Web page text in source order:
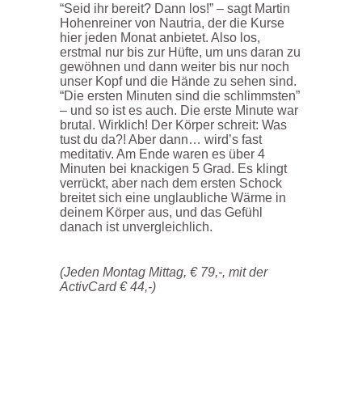
“Seid ihr bereit? Dann los!” – sagt Martin
Hohenreiner von Nautria, der die Kurse
hier jeden Monat anbietet. Also los,
erstmal nur bis zur Hüfte, um uns daran zu
gewöhnen und dann weiter bis nur noch
unser Kopf und die Hände zu sehen sind.
“Die ersten Minuten sind die schlimmsten”
– und so ist es auch. Die erste Minute war
brutal. Wirklich! Der Körper schreit: Was
tust du da?! Aber dann… wird’s fast
meditativ. Am Ende waren es über 4
Minuten bei knackigen 5 Grad. Es klingt
verrückt, aber nach dem ersten Schock
breitet sich eine unglaubliche Wärme in
deinem Körper aus, und das Gefühl
danach ist unvergleichlich.
(Jeden Montag Mittag, € 79,-, mit der
ActivCard € 44,-)